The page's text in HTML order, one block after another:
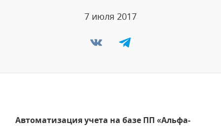
7 июля 2017
Автоматизация учета на базе ПП «Альфа-